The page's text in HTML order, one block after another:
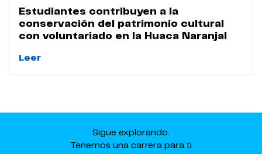
Estudiantes contribuyen a la
conservación del patrimonio cultural
con voluntariado en la Huaca Naranjal
Leer
Sigue explorando.
Tenemos una carrera para ti